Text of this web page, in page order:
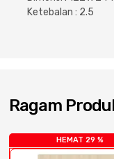
Ketebalan : 2.5
Ragam
HEMAT 29 %